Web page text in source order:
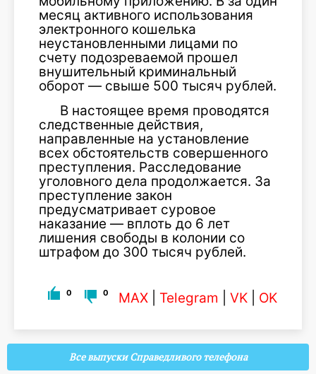
месяц активного использования
электронного кошелька
неустановленными лицами по
счету подозреваемой прошел
внушительный криминальный
оборот — свыше 500 тысяч рублей.
В настоящее время проводятся
следственные действия,
направленные на установление
всех обстоятельств совершенного
преступления. Расследование
уголовного дела продолжается. За
преступление закон
предусматривает суровое
наказание — вплоть до 6 лет
лишения свободы в колонии со
штрафом до 300 тысяч рублей.
0 0 MAX Telegram VK OK
Все выпуски Справедливого телефона